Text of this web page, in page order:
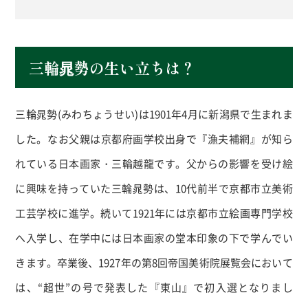
三輪晁勢の生い立ちは？
三輪晁勢(みわちょうせい)は1901年4月に新潟県で生まれま
した。なお父親は京都府画学校出身で『漁夫補網』が知ら
れている日本画家・三輪越龍です。父からの影響を受け絵
に興味を持っていた三輪晁勢は、 10代前半で京都市立美術
工芸学校に進学。続いて1921年には京都市立絵画専門学校
へ入学し、在学中には日本画家の堂本印象の下で学んでい
きます。卒業後、 1927年の第8回帝国美術院展覧会において
は、“超世”の号で発表した『東山』で初入選となりまし